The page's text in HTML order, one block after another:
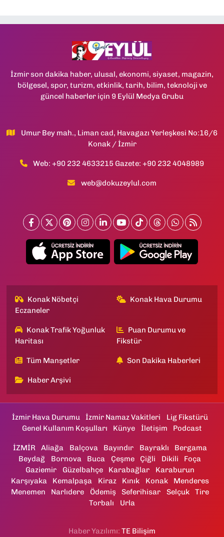
İzmir son dakika haber, ulusal, ekonomi, siyaset, magazin,
bölgesel, spor, turizm, etkinlik, tarih, bilim, teknoloji ve
güncel haberler için 9 Eylül Medya Grubu
Umur Bey mah., Liman cad, Havagazı Yerleşkesi No:16/6
Konak / İzmir
Web: +90 232 4633215 Gazete: +90 232 4048989
web@dokuzeylul.com
Konak Nöbetçi
Eczaneler
Konak Hava Durumu
Konak Trafik Yoğunluk
Haritası
Puan Durumu ve
Fikstür
Tüm Manşetler Son Dakika Haberleri
Haber Arşivi
İzmir Hava Durumu İzmir Namaz Vakitleri
Lig Fikstürü
Genel Kullanım Koşulları
Künye İletişim Podcast
İZMİR Aliağa Balçova Bayındır Bayraklı
Bergama
Beydağ
Bornova Buca Çeşme Çiğli Dikili
Foça
Gaziemir
Güzelbahçe Karabağlar
Karaburun
Karşıyaka
Kemalpaşa Kiraz Kınık Konak
Menderes
Menemen
Narlıdere Ödemiş Seferihisar Selçuk
Tire
Torbalı
Urla
Haber Yazılımı: TE Bilişim